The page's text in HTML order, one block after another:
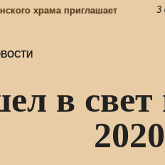
храма приглашает 3
в свет